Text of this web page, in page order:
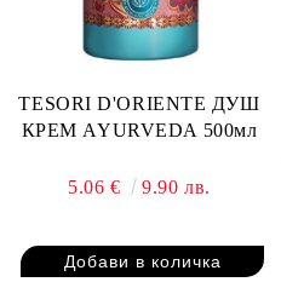
TESORI D'ORIENTE ДУШ
КРЕМ AYURVEDA 500мл
5.06 € 9.90 лв.